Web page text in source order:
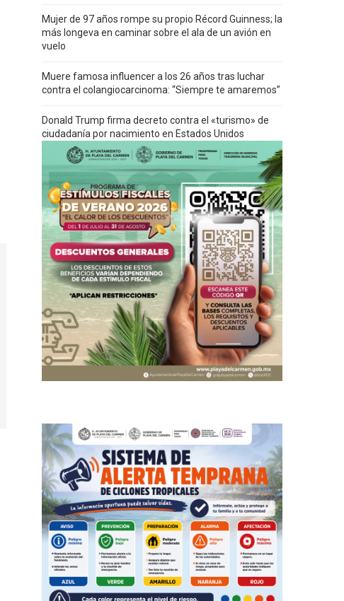
Mujer de 97 años rompe su propio Récord Guinness; la
más longeva en caminar sobre el ala de un avión en
vuelo
Muere famosa influencer a los 26 años tras luchar
contra el colangiocarcinoma: “Siempre te amaremos”
Donald Trump firma decreto contra el «turismo» de
ciudadanía por nacimiento en Estados Unidos